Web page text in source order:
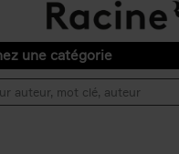
principal
une catégorie